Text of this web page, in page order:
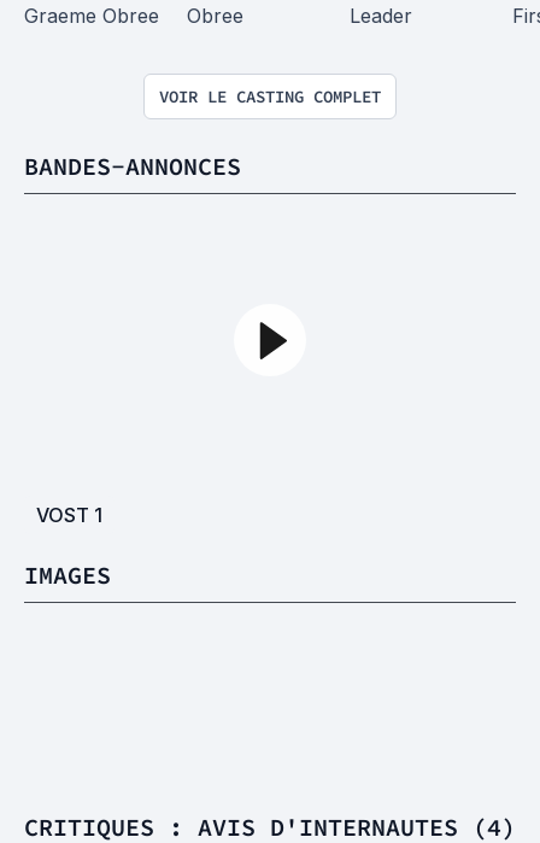
Graeme Obree
Obree
Leader
VOIR LE CASTING COMPLET
BANDES-ANNONCES
VOST 1
IMAGES
CRITIQUES : AVIS D'INTERNAUTES (4)